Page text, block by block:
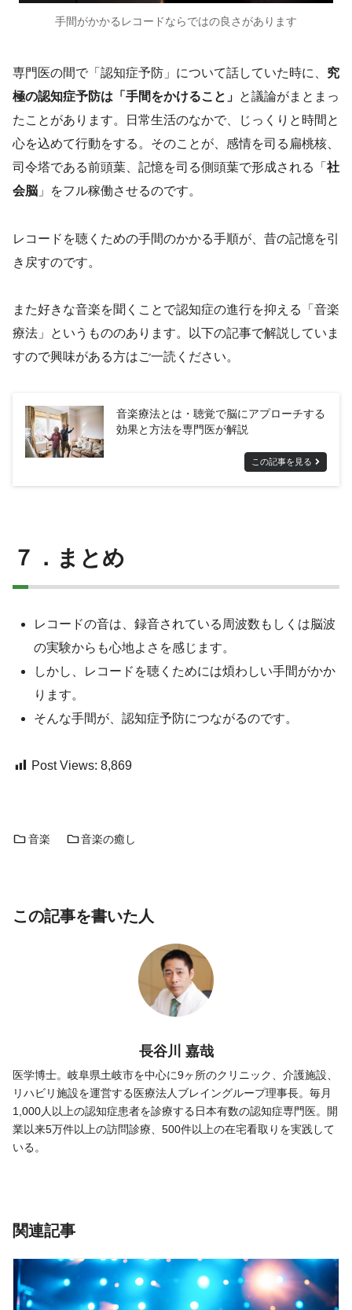
手間がかかるレコードならではの良さがあります
専門医の間で「認知症予防」について話していた時に、 究
極の認知症予防は「手間をかけること」 と議論がまとまっ
たことがあります。日常生活のなかで、じっくりと時間と
心を込めて行動をする。そのことが、感情を司る扁桃核、
司令塔である前頭葉、記憶を司る側頭葉で形成される「 社
会脳 」をフル稼働させるのです。
レコードを聴くための手間のかかる手順が、昔の記憶を引
き戻すのです。
また好きな音楽を聞くことで認知症の進行を抑える「音楽
療法」というもののあります。以下の記事で解説していま
すので興味がある方はご一読ください。
音楽療法とは・聴覚で脳にアプローチする
効果と方法を専門医が解説
この記事を見る
７．まとめ
レコードの音は、録音されている周波数もしくは脳波
の実験からも心地よさを感じます。
しかし、レコードを聴くためには煩わしい手間がかか
ります。
そんな手間が、認知症予防につながるのです。
Post Views: 8,869
音楽 音楽の癒し
この記事を書いた人
長谷川 嘉哉
医学博士。岐阜県土岐市を中心に9ヶ所のクリニック、介護施設、
リハビリ施設を運営する医療法人ブレイングループ理事長。毎月
1,000人以上の認知症患者を診療する日本有数の認知症専門医。開
業以来5万件以上の訪問診療、500件以上の在宅看取りを実践して
いる。
関連記事